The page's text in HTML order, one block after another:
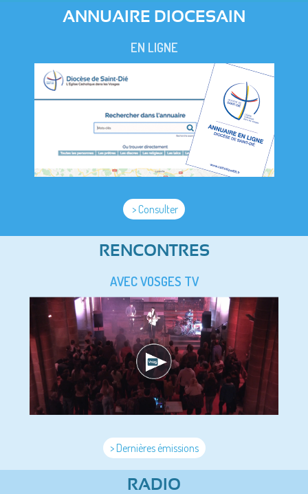
ANNUAIRE DIOCESAIN
EN LIGNE
> Consulter
RENCONTRES
AVEC VOSGES TV
> Dernières émissions
RADIO